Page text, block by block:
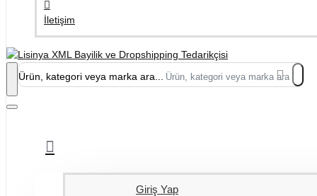
İletişim
Ürün, kategori veya marka ara...
Giriş Yap